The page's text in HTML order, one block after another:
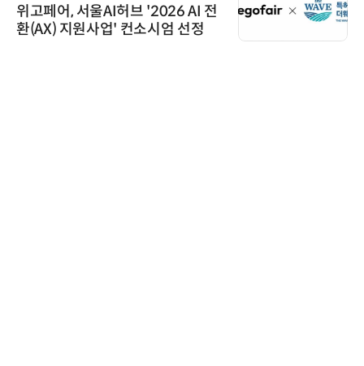
위고페어, 서울AI허브 '2026 AI 전
환(AX) 지원사업' 컨소시엄 선정